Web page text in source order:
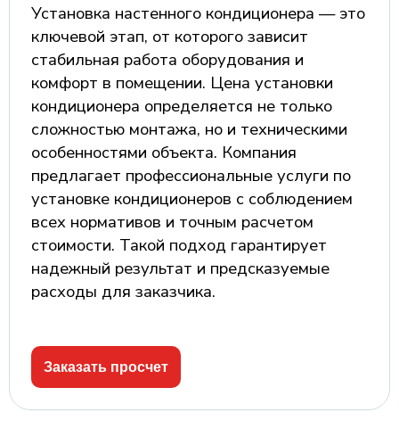
Установка настенного кондиционера — это
ключевой этап, от которого зависит
стабильная работа оборудования и
комфорт в помещении. Цена установки
кондиционера определяется не только
сложностью монтажа, но и техническими
особенностями объекта. Компания
предлагает профессиональные услуги по
установке кондиционеров с соблюдением
всех нормативов и точным расчетом
стоимости. Такой подход гарантирует
надежный результат и предсказуемые
расходы для заказчика.
Заказать просчет